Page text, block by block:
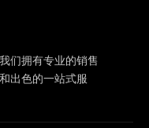
们拥有专业的销售
出色的一站式服